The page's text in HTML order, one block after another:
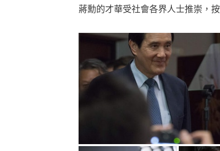
蔣勳的才華受社會各界人士推崇